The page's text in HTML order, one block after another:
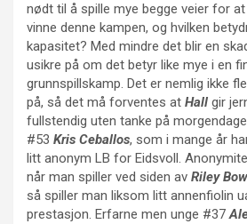
nødt til å spille mye begge veier for
vinne denne kampen, og hvilken
kapasitet? Med mindre det blir en
usikre på om det betyr like mye i en
grunnspillskamp. Det er nemlig ikke
på, så det må forventes at Hall gir
fullstendig uten tanke på
#53 Kris Ceballos, som i mange år
litt anonym LB for Eidsvoll.
når man spiller ved siden av Riley
så spiller man liksom litt annenfiolin
prestasjon. Erfarne men unge #37